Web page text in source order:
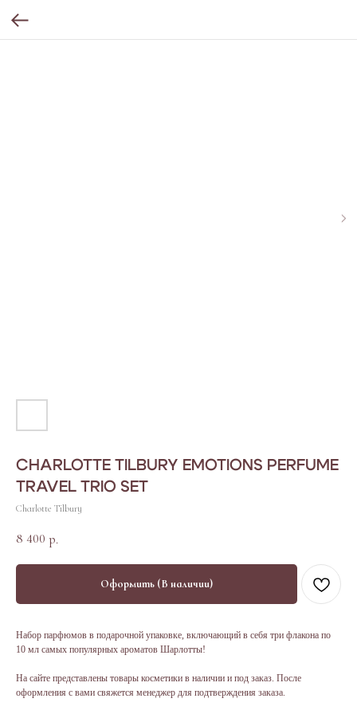
CHARLOTTE TILBURY EMOTIONS PERFUME
TRAVEL TRIO SET
Charlotte Tilbury
8 400 р.
Оформить (В наличии)
Набор парфюмов в подарочной упаковке, включающий в себя три флакона по
10 мл самых популярных ароматов Шарлотты!
На сайте представлены товары косметики в наличии и под заказ. После
оформления с вами свяжется менеджер для подтверждения заказа.